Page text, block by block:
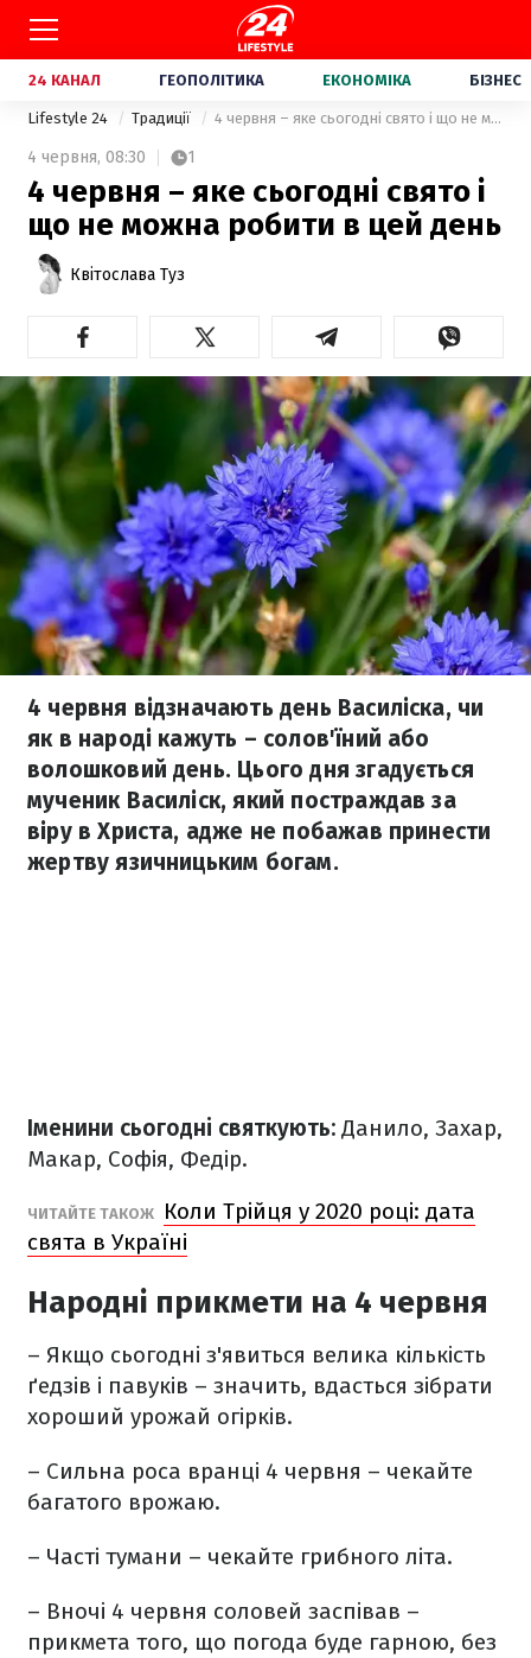
24 КАНАЛ ГЕОПОЛІТИКА ЕКОНОМІКА БІЗНЕС
Lifestyle 24 Традиції 4 червня – яке сьогодні свято і що не можна робити в цей день
4 червня, 08:30 1
4 червня – яке сьогодні свято і
що не можна робити в цей день
Квітослава Туз
4 червня відзначають день Василіска, чи
як в народі кажуть – солов'їний або
волошковий день. Цього дня згадується
мученик Василіск, який постраждав за
віру в Христа, адже не побажав принести
жертву язичницьким богам.
Іменини сьогодні святкують: Данило, Захар,
Макар, Софія, Федір.
ЧИТАЙТЕ ТАКОЖ
Коли Трійця у 2020 році: дата
свята в Україні
Народні прикмети на 4 червня
– Якщо сьогодні з'явиться велика кількість
ґедзів і павуків – значить, вдасться зібрати
хороший урожай огірків.
– Сильна роса вранці 4 червня – чекайте
багатого врожаю.
– Часті тумани – чекайте грибного літа.
– Вночі 4 червня соловей заспівав –
прикмета того, що погода буде гарною, без